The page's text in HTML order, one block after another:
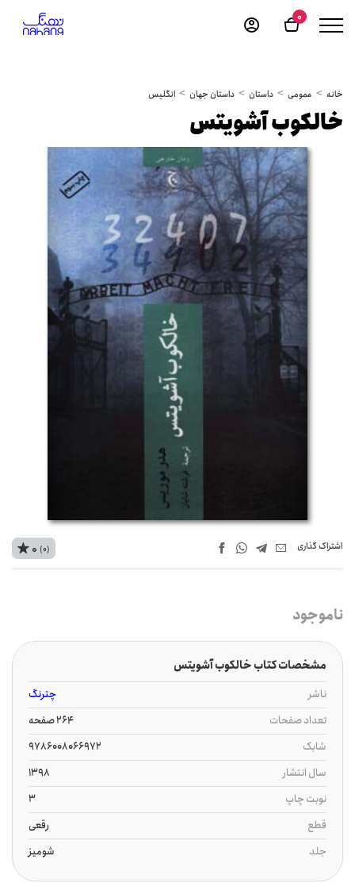
0
خانه عمومی داستان داستان جهان انگلیس
خالکوب آشویتس
اشتراک‌ گذاری 0 (0)
ناموجود
مشخصات کتاب خالکوب آشویتس
ناشر
چترنگ
تعداد صفحات
264 صفحه
شابک
9786008066972
سال انتشار
1398
نوبت چاپ
3
قطع
رقعی
جلد
شومیز